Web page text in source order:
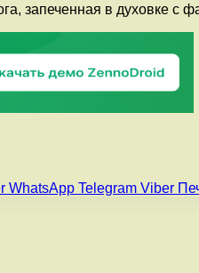
запеченная в духовке с
WhatsApp Telegram Viber